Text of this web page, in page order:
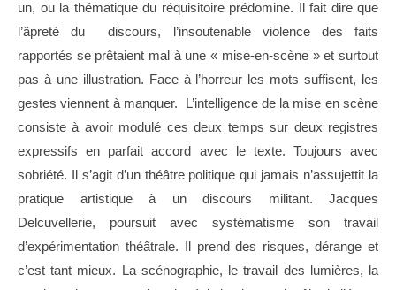
un, ou la thématique du réquisitoire prédomine. Il fait dire que
l’âpreté du discours, l’insoutenable violence des faits
rapportés se prêtaient mal à une « mise-en-scène » et surtout
pas à une illustration. Face à l’horreur les mots suffisent, les
gestes viennent à manquer. L’intelligence de la mise en scène
consiste à avoir modulé ces deux temps sur deux registres
expressifs en parfait accord avec le texte. Toujours avec
sobriété. Il s’agit d’un théâtre politique qui jamais n’assujettit la
pratique artistique à un discours militant. Jacques
Delcuvellerie, poursuit avec systématisme son travail
d’expérimentation théâtrale. Il prend des risques, dérange et
c’est tant mieux. La scénographie, le travail des lumières, la